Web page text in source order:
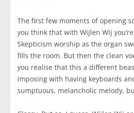
The first few moments of opening
you think that with Wijlen Wij
Skepticism worship as the organ
fills the room. But then the clean
you realise that this a different
imposing with having keyboards
sumptuous, melancholic melody,